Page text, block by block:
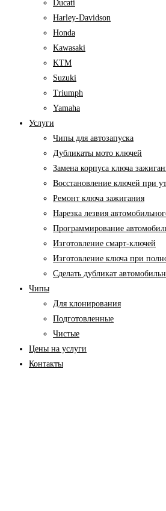
Ducati
Harley-Davidson
Honda
Kawasaki
KTM
Suzuki
Triumph
Yamaha
Услуги
Чипы для автозапуска
Дубликаты мото ключей
Замена корпуса ключа
Восстановление ключей при
Ремонт ключа зажигания
Нарезка лезвия
Программирование
Изготовление смарт-ключей
Изготовление ключа при
Cделать дубликат
Чипы
Для клонирования
Подготовленные
Чистые
Цены на услуги
Контакты